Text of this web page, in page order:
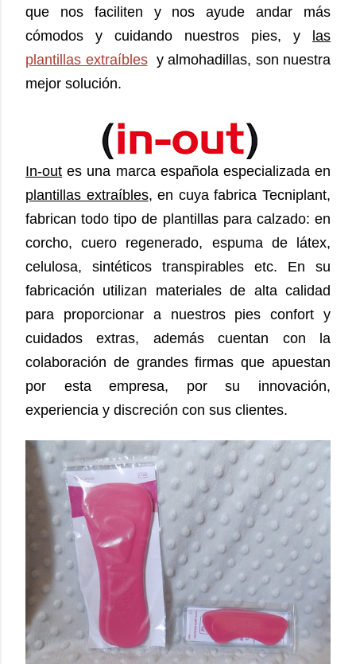
que nos faciliten y nos ayude andar más
cómodos y cuidando nuestros pies, y las
plantillas extraíblesy almohadillas, son nuestra
mejor solución.
In-out es una marca española especializada en
plantillas extraíbles, en cuya fabrica Tecniplant,
fabrican todo tipo de plantillas para calzado: en
corcho, cuero regenerado, espuma de látex,
celulosa, sintéticos transpirables etc. En su
fabricación utilizan materiales de alta calidad
para proporcionar a nuestros pies confort y
cuidados extras, además cuentan con la
colaboración de grandes firmas que apuestan
por esta empresa, por su innovación,
experiencia y discreción con sus clientes.